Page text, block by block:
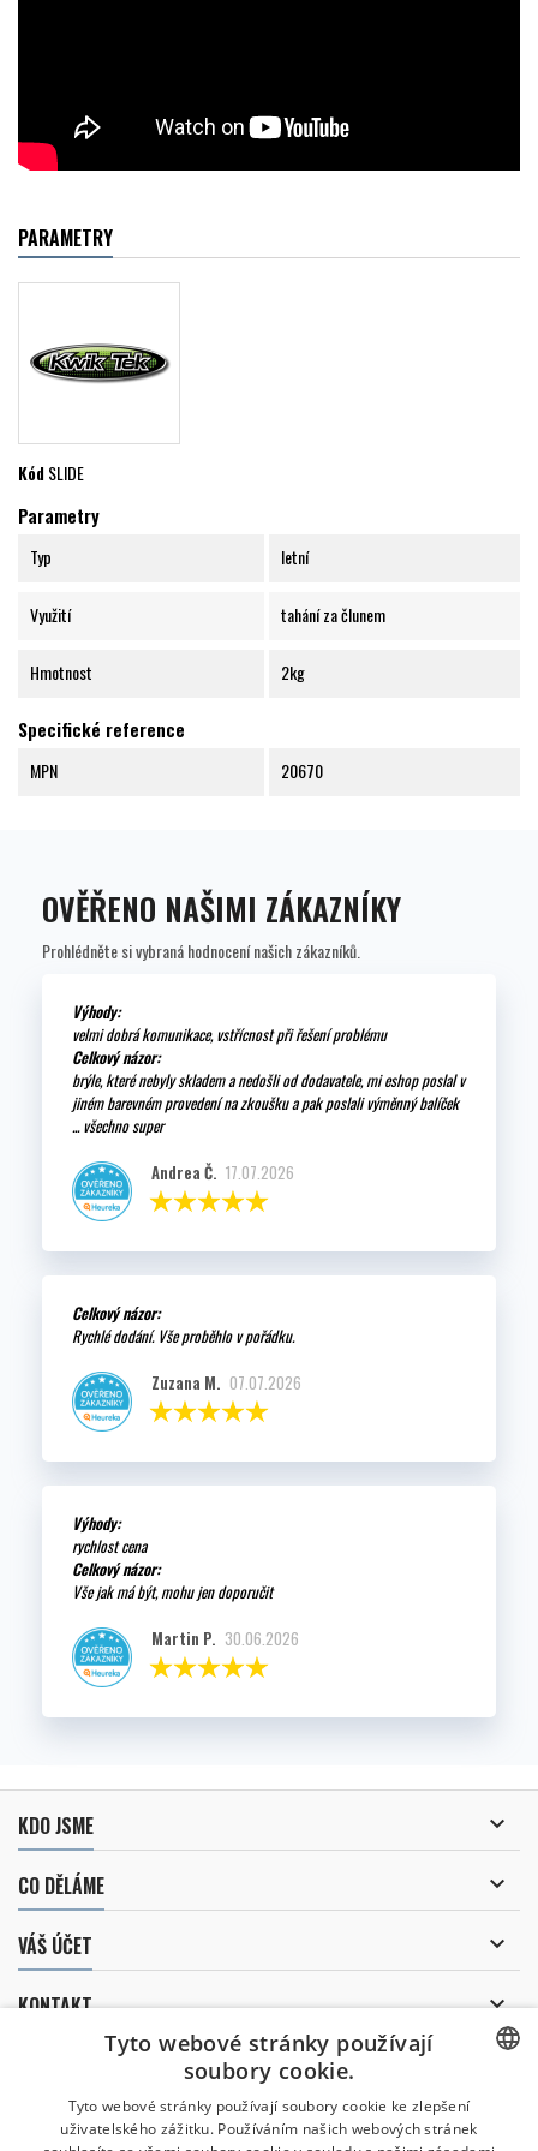
PARAMETRY
KódSLIDE
Parametry
Typ letní
Využití tahání za člunem
Hmotnost 2kg
Specifické reference
MPN 20670
OVĚŘENO NAŠIMI ZÁKAZNÍKY
Prohlédněte si vybraná hodnocení našich zákazníků.
Výhody:
velmi dobrá komunikace, vstřícnost při řešení problému
Celkový názor:
brýle, které nebyly skladem a nedošli od dodavatele, mi eshop poslal v
jiném barevném provedení na zkoušku a pak poslali výměnný balíček
... všechno super
Andrea Č. 17.07.2026
Celkový názor:
Rychlé dodání. Vše proběhlo v pořádku.
Zuzana M. 07.07.2026
Výhody:
rychlost cena
Celkový názor:
Vše jak má být, mohu jen doporučit
Martin P. 30.06.2026
KDO JSME 
CO DĚLÁME 
VÁŠ ÚČET 
KONTAKT 
ODBĚR NOVINEK
CZECH
Tyto webové stránky používají
soubory cookie.
Tyto webové stránky používají soubory cookie ke zlepšení
uživatelského zážitku. Používáním našich webových stránek